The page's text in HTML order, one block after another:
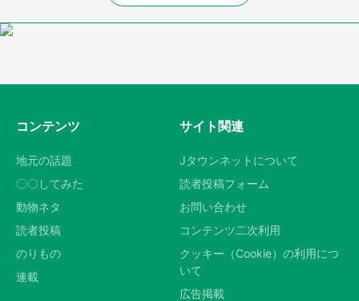
コンテンツ
地元の話題
〇〇してみた
動物ネタ
読者投稿
のりもの
連載
サイト関連
Jタウンネットについて
読者投稿フォーム
お問い合わせ
コンテンツ二次利用
クッキー（Cookie）の利用につ
いて
広告掲載